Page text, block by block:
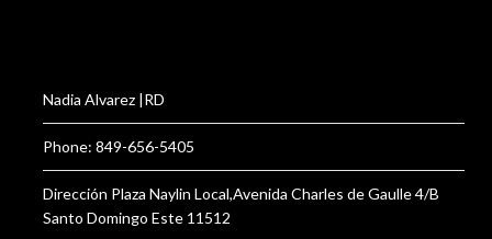
Nadia Alvarez |RD
Phone: 849-656-5405
Dirección Plaza Naylin Local,Avenida Charles de Gaulle 4/B
Santo Domingo Este 11512